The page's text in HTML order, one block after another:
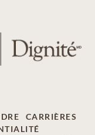
CARRIÈRES